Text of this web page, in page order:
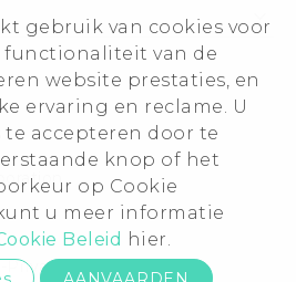
gebruik van cookies voor
van de
website prestaties, en
ervaring en reclame. U
accepteren door te
knop of het
op Cookie
u meer informatie
Beleid hier.
zur Sicherheit und
Bestimmungen
Quick start guide
- User manual
and regulatory guide
Whitepaper
Privacy@htc.com